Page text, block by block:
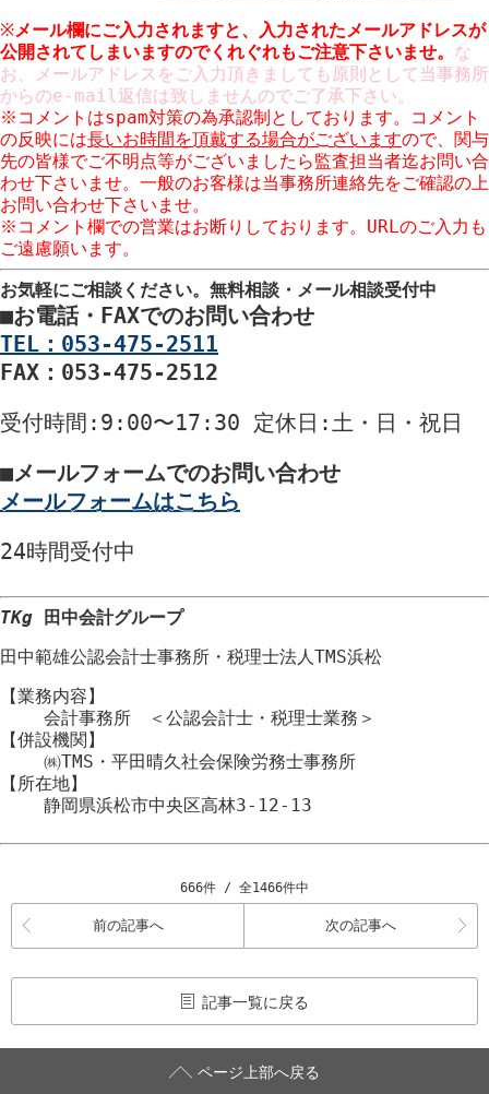
※メール欄にご入力されますと、入力された メールアドレスが
公開 されてしまいますのでくれぐれもご注意下さいませ。 な
お、メールアドレスをご入力頂きましても原則として当事務所
からのe-mail返信は致しませんのでご了承下さい。
※コメントはspam対策の為承認制としております。コメント
の反映には長いお時間を頂戴する場合がございますので、関与
先の皆様でご不明点等がございましたら監査担当者迄お問い合
わせ下さいませ。一般のお客様は当事務所連絡先をご確認の上
お問い合わせ下さいませ。
※コメント欄での営業はお断りしております。URLのご入力も
ご遠慮願います。
お気軽にご相談ください。 無料相談・メール相談受付中
■お電話・FAXでのお問い合わせ
TEL：053-475-2511
FAX：053-475-2512
受付時間 :9:00〜17:30 定休日 :土・日・祝日
■メールフォームでのお問い合わせ
メールフォームはこちら
24時間受付中
TKg 田中会計グループ
田中範雄公認会計士事務所 ・ 税理士法人TMS浜松
【業務内容】
会計事務所 ＜公認会計士・税理士業務＞
【併設機関】
㈱TMS・平田晴久社会保険労務士事務所
【所在地】
静岡県浜松市中央区高林3-12-13
666件 / 全1466件中
前の記事へ 次の記事へ
記事一覧に戻る
ページ上部へ戻る